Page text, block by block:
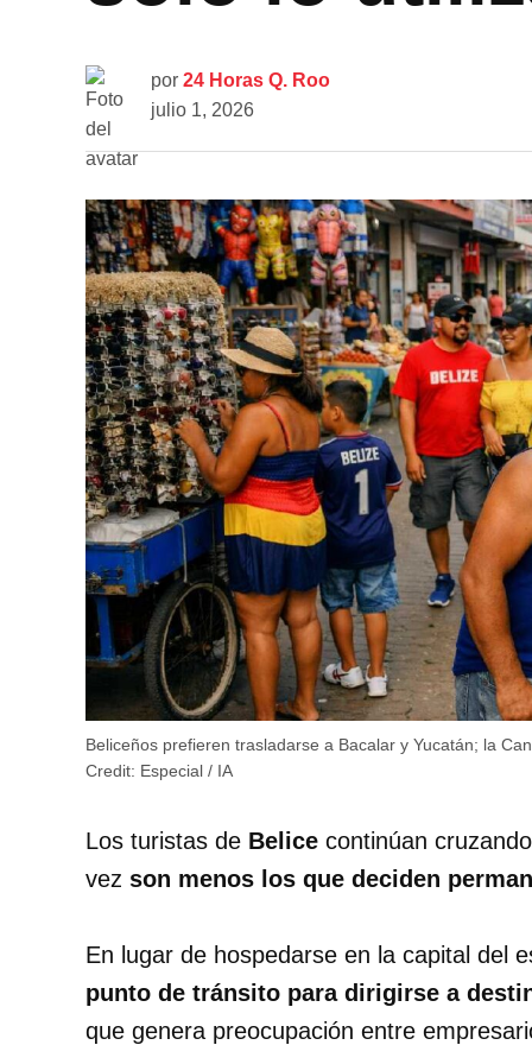
por 24 Horas Q. Roo
julio 1, 2026
Beliceños prefieren trasladarse a Bacalar y Yucatán; la
Credit: Especial / IA
Los turistas de Belice continúan
vez son menos los que deciden
En lugar de hospedarse en la capital del
punto de tránsito para dirigirse a
que genera preocupación entre